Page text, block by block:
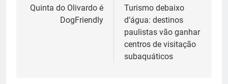
de
Quinta do Olivardo é
DogFriendly
Turismo debaixo
d’água: destinos
paulistas vão ganhar
centros de visitação
subaquáticos